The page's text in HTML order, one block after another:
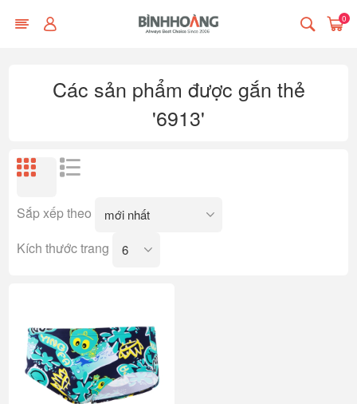
0
Các sản phẩm được gắn thẻ
'6913'
Sắp xếp theo
Kích thước trang